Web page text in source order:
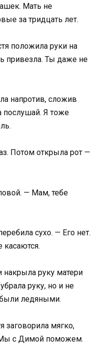
Мать не
за тридцать лет.
положила руки на
привезла. Ты даже не
напротив, сложив
послушай. Я тоже
Потом открыла рот —
— Мам, тебе
сухо. — Его нет.
касаются.
накрыла руку матери
руку, но и не
ледяными.
мягко,
Мы с Димой поможем.